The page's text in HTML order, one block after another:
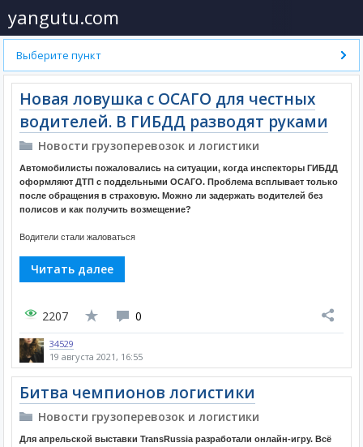
yangutu.com
Выберите пункт
Новая ловушка с ОСАГО для честных
водителей. В ГИБДД разводят руками
Новости грузоперевозок и логистики
Автомобилисты пожаловались на ситуации, когда инспекторы ГИБДД
оформляют ДТП с поддельными ОСАГО. Проблема всплывает только
после обращения в страховую. Можно ли задержать водителей без
полисов и как получить возмещение?
Водители стали жаловаться
Читать далее
2207 0
34529
19 августа 2021, 16:55
Битва чемпионов логистики
Новости грузоперевозок и логистики
Для апрельской выставки TransRussia разработали онлайн-игру. Всё